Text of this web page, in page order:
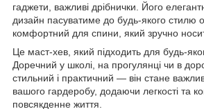
гаджети, важливі дрібнички. Його
дизайн пасуватиме до будь-якого стилю
комфортний для спини, який зручно
Це маст-хев, який підходить для будь-
Доречний у школі, на прогулянці чи в
стильний і практичний — він стане
вашого гардеробу, додаючи легкості та
повсякденне життя.